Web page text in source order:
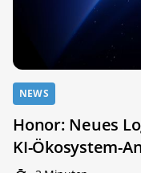
NEWS
Honor: Neues
KI-Ökosystem-